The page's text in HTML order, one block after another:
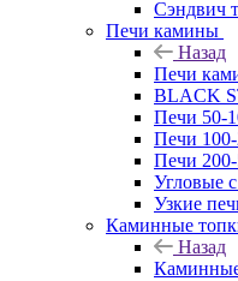
Сэндвич
Печи камины
Назад
Печи
BLACK
Печи 50-
Печи
Печи
Угловые
Узкие
Каминные
Назад